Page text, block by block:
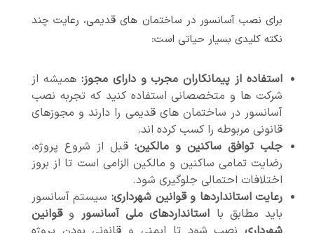
برای نصب آسانسور در ساختمان های قدیمی، رعایت چند
نکته کلیدی بسیار حیاتی است:
استفاده از پیمانکاران مجرب و دارای مجوز: همیشه از
شرکت ها و متخصصانی استفاده کنید که تجربه نصب
آسانسور در ساختمان های قدیمی را دارند و مجوزهای
قانونی مربوطه را کسب کرده اند.
جلب توافق ساکنین و مالکین:قبل از شروع پروژه،
رضایت تمامی ساکنین و مالکین الزامی است تا از بروز
اختلافات احتمالی جلوگیری شود.
رعایت استانداردها و قوانین شهرداری: سیستم آسانسور
باید مطابق با استانداردهای ملی آسانسور وقوانین